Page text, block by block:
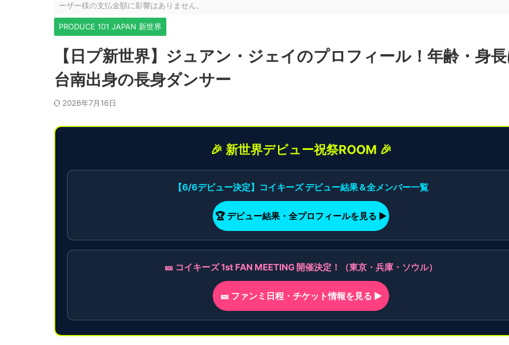
ーザー様の支払金額に影響はありません。
PRODUCE 101 JAPAN 新世界
【日プ新世界】ジュアン・ジェイのプロフィール！年齢・身長
台南出身の長身ダンサー
2026年7月16日
🎉 新世界デビュー祝祭ROOM 🎉
【6/6デビュー決定】コイキーズ デビュー結果＆全メンバー一覧
🏆 デビュー結果・全プロフィールを見る ▶
🎫 コイキーズ 1st FAN MEETING 開催決定！（東京・兵庫・ソウル）
🎫 ファンミ日程・チケット情報を見る ▶